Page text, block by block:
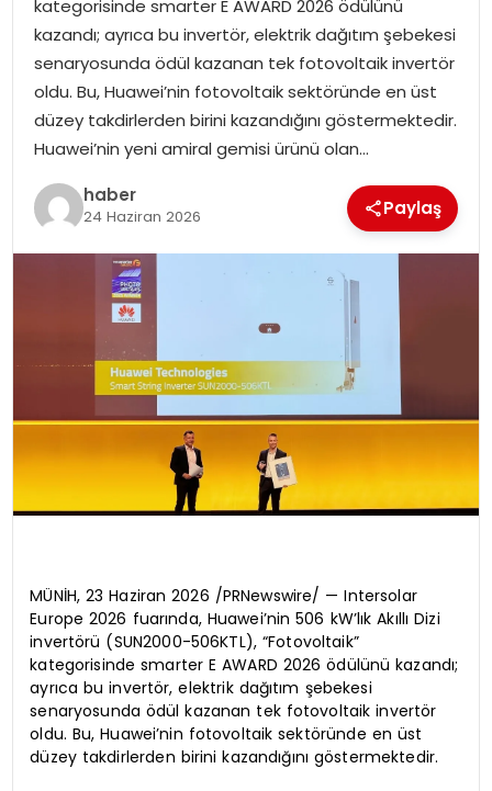
TEKNOLOJI
kategorisinde smarter E AWARD 2026 ödülünü
kazandı; ayrıca bu invertör, elektrik dağıtım şebekesi
senaryosunda ödül kazanan tek fotovoltaik invertör
oldu. Bu, Huawei’nin fotovoltaik sektöründe en üst
düzey takdirlerden birini kazandığını göstermektedir.
Huawei’nin yeni amiral gemisi ürünü olan…
haber
24 Haziran 2026 Paylaş
MÜNİH, 23 Haziran 2026 /PRNewswire/ — Intersolar
Europe 2026 fuarında, Huawei’nin 506 kW’lık Akıllı Dizi
invertörü (SUN2000-506KTL), “Fotovoltaik”
kategorisinde smarter E AWARD 2026 ödülünü kazandı;
ayrıca bu invertör, elektrik dağıtım şebekesi
senaryosunda ödül kazanan tek fotovoltaik invertör
oldu. Bu, Huawei’nin fotovoltaik sektöründe en üst
düzey takdirlerden birini kazandığını göstermektedir.